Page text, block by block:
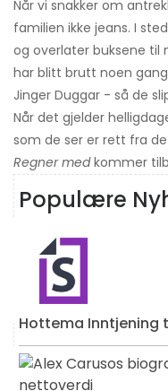
Når vi snakker om
familien ikke jeans. I
og overlater buksene til
har blitt brutt noen
Jinger Duggar - så de
Når det gjelder
som de ser er rett fra
Regner medkommer
Populære
Hottema Inntjening